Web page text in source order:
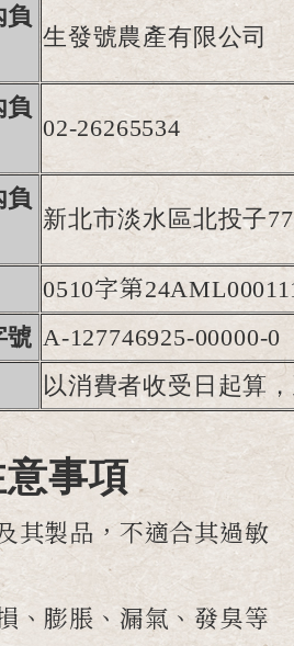
負
生發號農產有限公司
負
02-26265534
負
新北市淡水區北投子
0510字第
號 A-127746925-00000-0
以消費者收受日起算
事項
其製品，不適合其過敏
、膨脹、漏氣、發臭等